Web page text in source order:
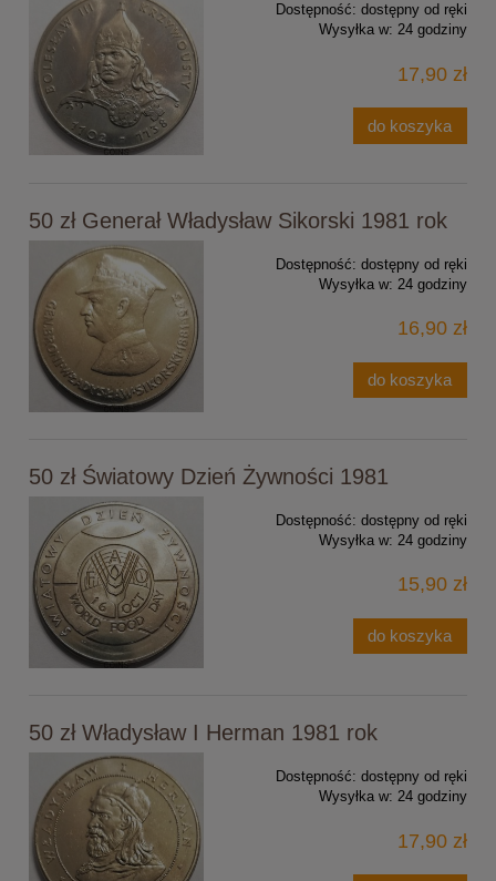
Dostępność: dostępny od ręki
Wysyłka w: 24 godziny
17,90 zł
do koszyka
50 zł Generał Władysław Sikorski 1981 rok
Dostępność: dostępny od ręki
Wysyłka w: 24 godziny
16,90 zł
do koszyka
50 zł Światowy Dzień Żywności 1981
Dostępność: dostępny od ręki
Wysyłka w: 24 godziny
15,90 zł
do koszyka
50 zł Władysław I Herman 1981 rok
Dostępność: dostępny od ręki
Wysyłka w: 24 godziny
17,90 zł